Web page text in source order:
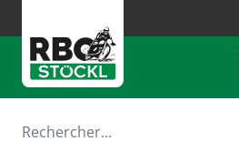
Rechercher